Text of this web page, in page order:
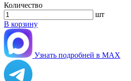
Количество
шт
В корзину
Узнать подробней в MAX